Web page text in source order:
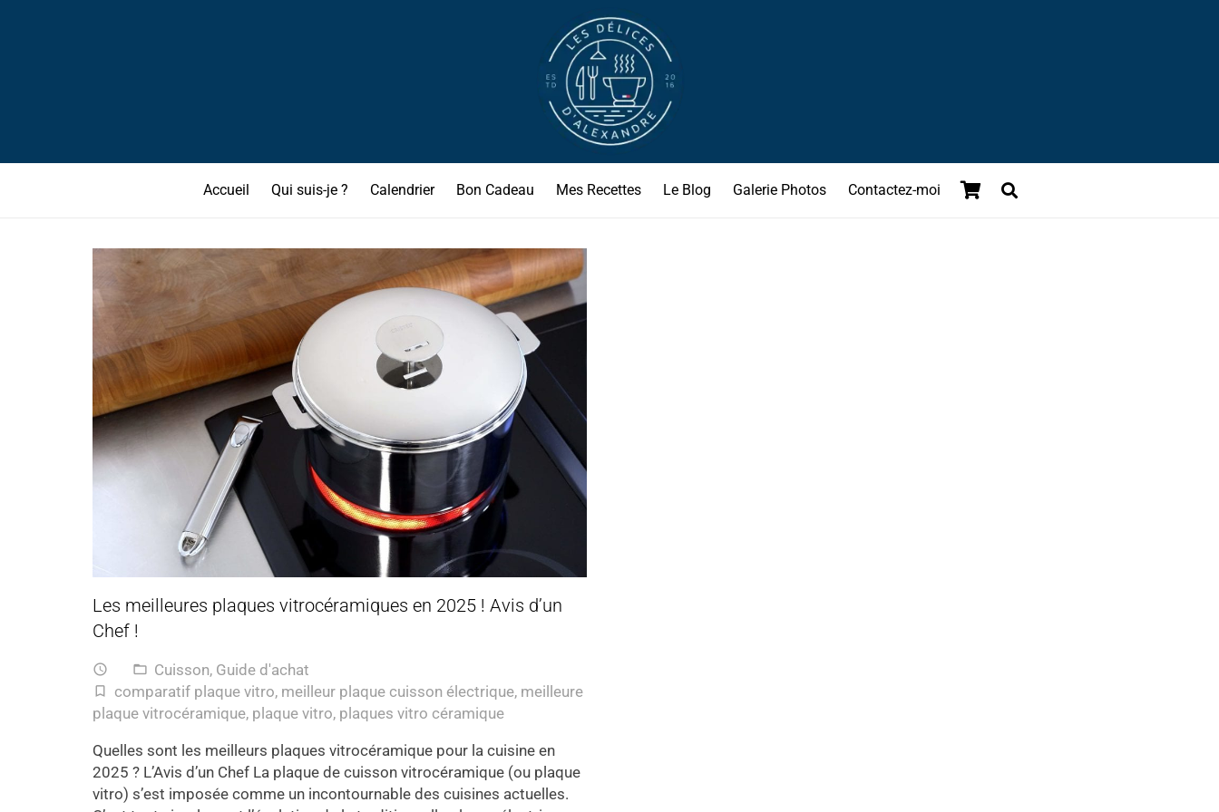
Accueil Qui suis-je ? Calendrier Bon Cadeau Mes Recettes Le Blog Galerie Photos Contactez-moi
Les meilleures plaques vitrocéramiques en 2025 ! Avis d’un
Chef !
access_time folder_open Cuisson, Guide d'achat
turned_in_not comparatif plaque vitro, meilleur plaque cuisson électrique, meilleure
plaque vitrocéramique, plaque vitro, plaques vitro céramique
Quelles sont les meilleurs plaques vitrocéramique pour la cuisine en
2025 ? L’Avis d’un Chef La plaque de cuisson vitrocéramique (ou plaque
vitro) s’est imposée comme un incontournable des cuisines actuelles.